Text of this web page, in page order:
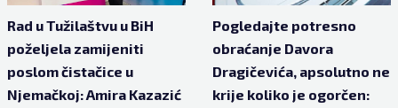
Rad u Tužilaštvu u BiH
poželjela zamijeniti
poslom čistačice u
Njemačkoj: Amira Kazazić
Pogledajte potresno
obraćanje Davora
Dragičevića, apsolutno ne
krije koliko je ogorčen: